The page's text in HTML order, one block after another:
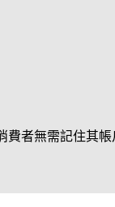
費者無需記住其帳